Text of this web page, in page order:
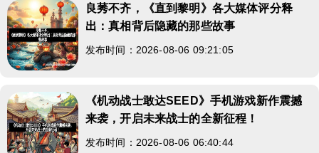
良莠不齐，《直到黎明》各大媒体评分释
出：真相背后隐藏的那些故事
发布时间：2026-08-06 09:21:05
《机动战士敢达SEED》手机游戏新作震撼
来袭，开启未来战士的全新征程！
发布时间：2026-08-06 06:40:44